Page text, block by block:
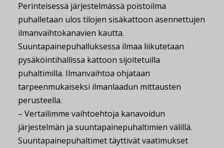
Perinteisessä järjestelmässä poistoilma
puhalletaan ulos tilojen sisäkattoon asennettujen
ilmanvaihtokanavien kautta.
Suuntapainepuhalluksessa ilmaa liikutetaan
pysäköintihallissa kattoon sijoitetuilla
puhaltimilla. Ilmanvaihtoa ohjataan
tarpeenmukaiseksi ilmanlaadun mittausten
perusteella.
– Vertailimme vaihtoehtoja kanavoidun
järjestelmän ja suuntapainepuhaltimien välillä.
Suuntapainepuhaltimet täyttivät vaatimukset